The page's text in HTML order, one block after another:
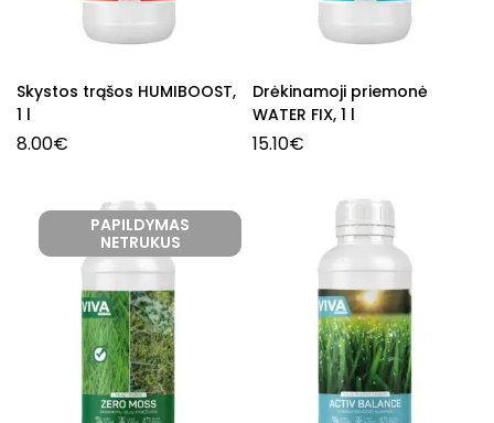
Skystos trąšos HUMIBOOST,
1 l
8.00€
Drėkinamoji priemonė
WATER FIX, 1 l
15.10€
PAPILDYMAS
NETRUKUS